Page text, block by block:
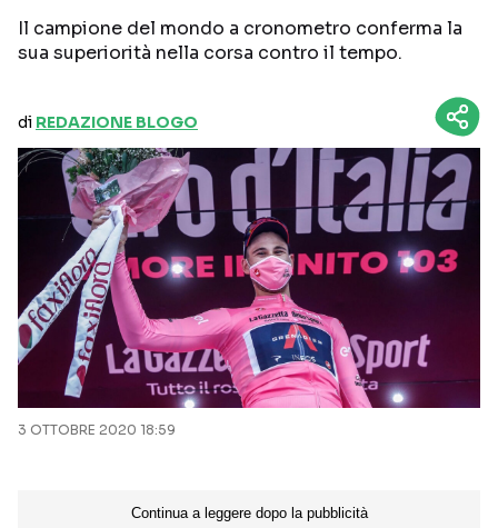
Il campione del mondo a cronometro conferma la
sua superiorità nella corsa contro il tempo.
di REDAZIONE BLOGO
3 OTTOBRE 2020 18:59